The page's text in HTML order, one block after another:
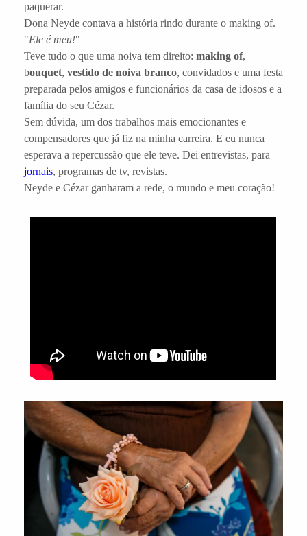
paquerar.
Dona Neyde contava a história rindo durante o making of.
"Ele é meu!"
Teve tudo o que uma noiva tem direito: making of,
bouquet, vestido de noiva branco, convidados e uma festa
preparada pelos amigos e funcionários da casa de idosos e a
família do seu Cézar.
Sem dúvida, um dos trabalhos mais emocionantes e
compensadores que já fiz na minha carreira. E eu nunca
esperava a repercussão que ele teve. Dei entrevistas, para
jornais, programas de tv, revistas.
Neyde e Cézar ganharam a rede, o mundo e meu coração!